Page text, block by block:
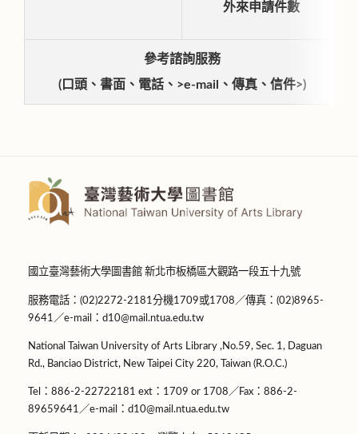
外來申請件數
參考諮詢服務
(口頭、書面、電話、>e-mail、傳真、信件>)
國立臺灣藝術大學圖書館 新北市板橋區大觀路一段五十九號
服務電話：(02)2272-2181分機1709或1708／傳真：(02)8965-
9641／e-mail：d10@mail.ntua.edu.tw
National Taiwan University of Arts Library ,No.59, Sec. 1, Daguan
Rd., Banciao District, New Taipei City 220, Taiwan (R.O.C.)
Tel：886-2-22722181 ext：1709 or 1708／Fax：886-2-
89659641／e-mail：d10@mail.ntua.edu.tw